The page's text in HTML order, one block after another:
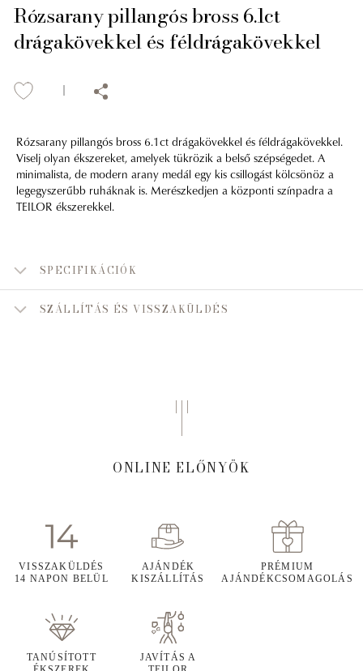
Rózsarany pillangós bross 6.1ct
drágakövekkel és féldrágakövekkel
Rózsarany pillangós bross 6.1ct drágakövekkel és féldrágakövekkel.
Viselj olyan ékszereket, amelyek tükrözik a belső szépségedet. A
minimalista, de modern arany medál egy kis csillogást kölcsönöz a
legegyszerűbb ruháknak is. Merészkedjen a központi színpadra a
TEILOR ékszerekkel.
SPECIFIKÁCIÓK
SZÁLLÍTÁS ÉS VISSZAKÜLDÉS
ONLINE ELŐNYÖK
VISSZAKÜLDÉS
14 NAPON BELÜL
AJÁNDÉK
KISZÁLLÍTÁS
PRÉMIUM
AJÁNDÉKCSOMAGOLÁS
TANÚSÍTOTT
JAVÍTÁS A